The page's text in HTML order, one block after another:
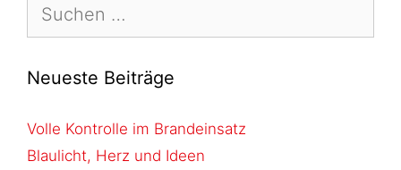
Neueste Beiträge
Volle Kontrolle im Brandeinsatz
Blaulicht, Herz und Ideen